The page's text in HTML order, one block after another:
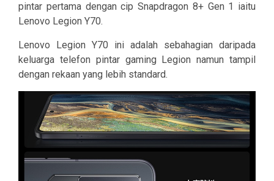
pintar pertama dengan cip Snapdragon 8+ Gen 1 iaitu
Lenovo Legion Y70.
Lenovo Legion Y70 ini adalah sebahagian daripada
keluarga telefon pintar gaming Legion namun tampil
dengan rekaan yang lebih standard.